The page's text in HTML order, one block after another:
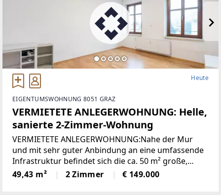
Heute
EIGENTUMSWOHNUNG 8051 GRAZ
VERMIETETE ANLEGERWOHNUNG: Helle,
sanierte 2-Zimmer-Wohnung
VERMIETETE ANLEGERWOHNUNG:Nahe der Mur
und mit sehr guter Anbindung an eine umfassende
Infrastruktur befindet sich die ca. 50 m² große,
sanierte, vermietete Wohnung. Sie liegt im 2. Stock
eines kleinen Mehrparteienhauses (ohne Lift) und
49,43 m² 2 Zimmer € 149.000